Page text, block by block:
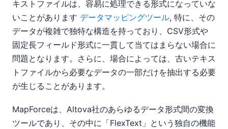
2012
2011
2010
2009
2008
2007
キストファイルは、容易に処理できる形式になっていな
いことがあります データマッピングツール, 特に、その
データが複雑で独特な構造を持っており、CSV形式や
固定長フィールド形式に一貫して当てはまらない場合に
問題となります。さらに、場合によっては、古いテキス
トファイルから必要なデータの一部だけを抽出する必要
が生じることがあります。
MapForceは、Altova社のあらゆるデータ形式間の変換
ツールであり、その中に「FlexText」という独自の機能